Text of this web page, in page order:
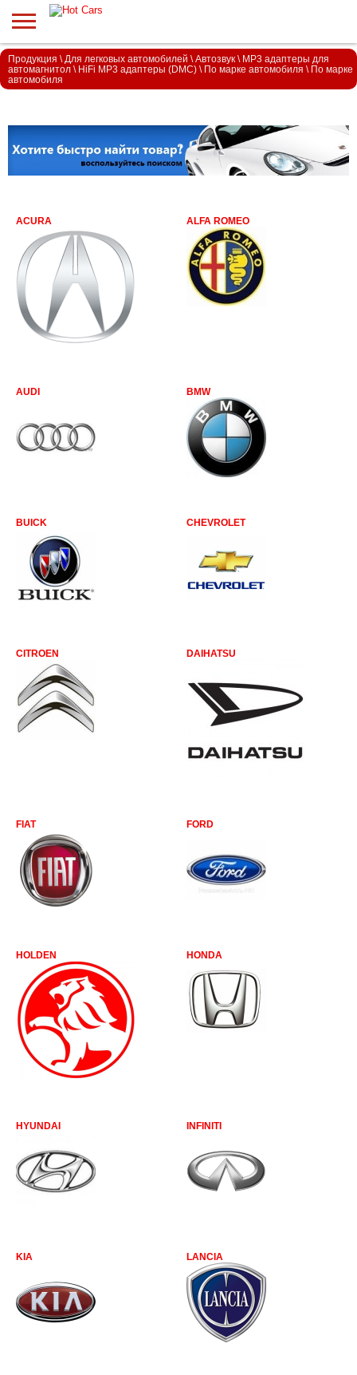
Продукция \ Для легковых автомобилей \ Автозвук \ MP3 адаптеры для
автомагнитол \ HiFi MP3 адаптеры (DMC) \ По марке автомобиля \ По марке
автомобиля
ACURA ALFA ROMEO
AUDI BMW
BUICK CHEVROLET
CITROEN DAIHATSU
FIAT FORD
HOLDEN HONDA
HYUNDAI INFINITI
KIA LANCIA